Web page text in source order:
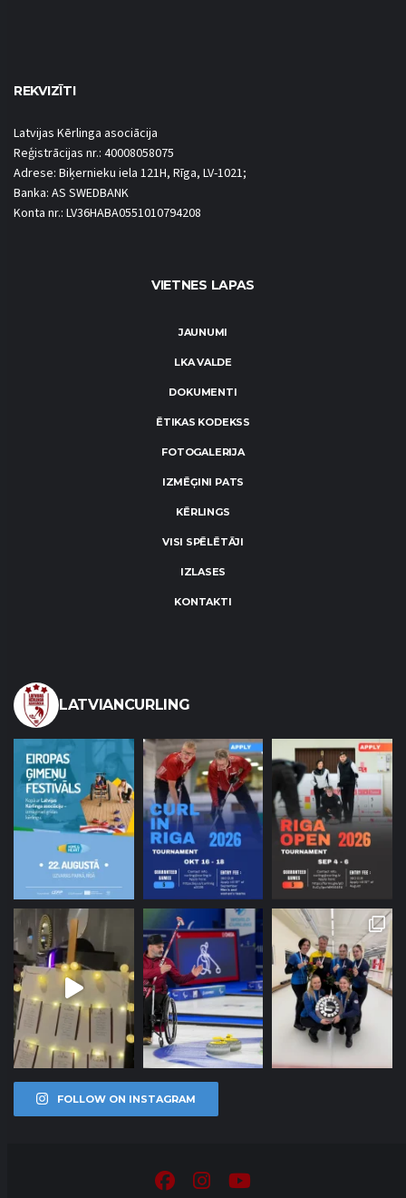
REKVIZĪTI
Latvijas Kērlinga asociācija
Reģistrācijas nr.: 40008058075
Adrese: Biķernieku iela 121H, Rīga, LV-1021;
Banka: AS SWEDBANK
Konta nr.: LV36HABA0551010794208
VIETNES LAPAS
JAUNUMI
LKA VALDE
DOKUMENTI
ĒTIKAS KODEKSS
FOTOGALERIJA
IZMĒĢINI PATS
KĒRLINGS
VISI SPĒLĒTĀJI
IZLASES
KONTAKTI
LATVIANCURLING
FOLLOW ON INSTAGRAM